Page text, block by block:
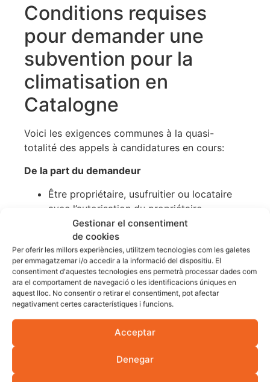
Gestionar el consentiment
de cookies
Per oferir les millors experiències, utilitzem tecnologies com les galetes
per emmagatzemar i/o accedir a la informació del dispositiu. El
consentiment d'aquestes tecnologies ens permetrà processar dades com
ara el comportament de navegació o les identificacions úniques en
aquest lloc. No consentir o retirar el consentiment, pot afectar
negativament certes característiques i funcions.
Acceptar
Denegar
Conditions requises
pour demander une
subvention pour la
climatisation en
Catalogne
Voici les exigences communes à la quasi-
totalité des appels à candidatures en cours:
De la part du demandeur
Être propriétaire, usufruitier ou locataire
avec l’autorisation du propriétaire
Que le logement constitue la résidence
habituelle et permanente (preuve faite par
l’enregistrement)
Tenez-vous au courant des actualités du
fisc et de la sécurité sociale.
De la part de l’équipe
Efficacité énergétique minimale A+ en
refroidissement
(équivalent en pratique à une note A++ ou